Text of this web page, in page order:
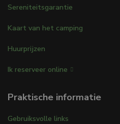
Sereniteitsgarantie
Kaart van het camping
Huurprijzen
Ik reserveer online
Praktische informatie
Gebruiksvolle links